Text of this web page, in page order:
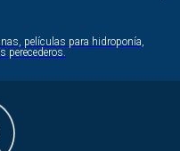
películas para hidroponía,
perecederos.